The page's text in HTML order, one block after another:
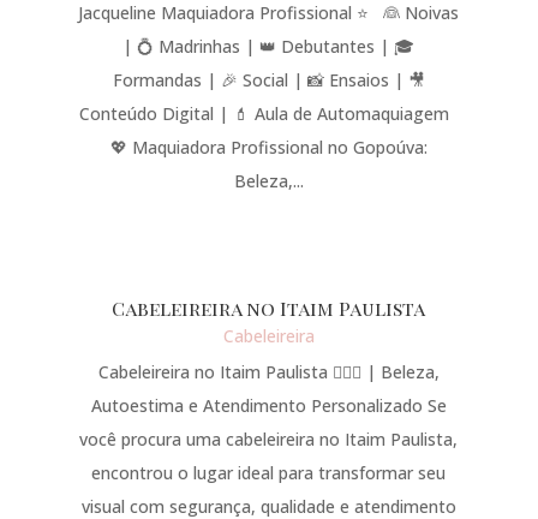
Jacqueline Maquiadora Profissional ⭐ 👰 Noivas
| 💍 Madrinhas | 👑 Debutantes | 🎓
Formandas | 🎉 Social | 📸 Ensaios | 🎥
Conteúdo Digital | 💄 Aula de Automaquiagem
💖 Maquiadora Profissional no Gopoúva:
Beleza,...
Cabeleireira no Itaim Paulista
Cabeleireira
Cabeleireira no Itaim Paulista 💇‍♀️✨ | Beleza,
Autoestima e Atendimento Personalizado Se
você procura uma cabeleireira no Itaim Paulista,
encontrou o lugar ideal para transformar seu
visual com segurança, qualidade e atendimento